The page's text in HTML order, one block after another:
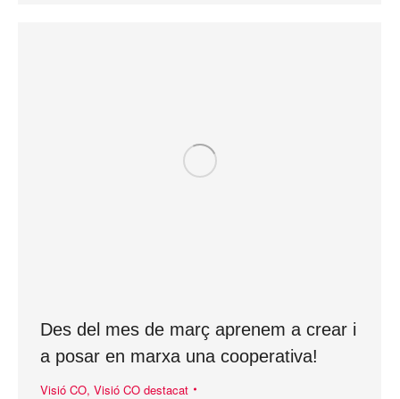
Des del mes de març aprenem a crear i
a posar en marxa una cooperativa!
Visió CO, Visió CO destacat